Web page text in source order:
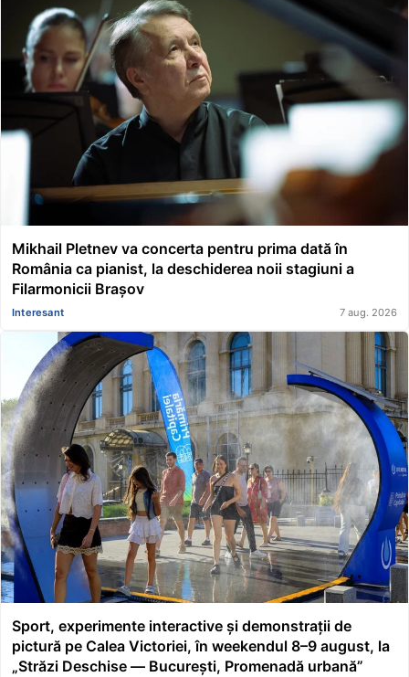
Mikhail Pletnev va concerta pentru prima dată în
România ca pianist, la deschiderea noii stagiuni a
Filarmonicii Brașov
Interesant 7 aug. 2026
Sport, experimente interactive și demonstrații de
pictură pe Calea Victoriei, în weekendul 8–9 august, la
„Străzi Deschise — București, Promenadă urbană”